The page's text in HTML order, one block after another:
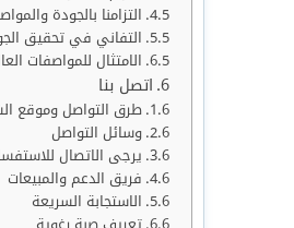
التزامنا بالجودة
التفاني في تحقيق
الامتثال للمواصفات
اتصل بنا
طرق التواصل وموقع
وسائل التواصل
يرجى الاتصال
فريق الدعم والمبيعات
الاستجابة السريعة